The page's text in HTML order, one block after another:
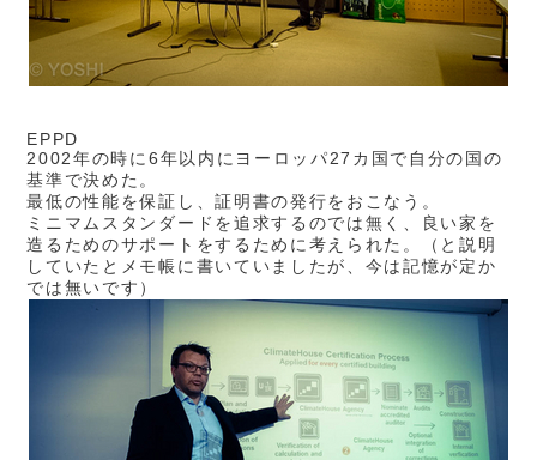
EPPD
2002年の時に6年以内にヨーロッパ27カ国で自分の国の
基準で決めた。
最低の性能を保証し、証明書の発行をおこなう。
ミニマムスタンダードを追求するのでは無く、良い家を
造るためのサポートをするために考えられた。（と説明
していたとメモ帳に書いていましたが、今は記憶が定か
では無いです）